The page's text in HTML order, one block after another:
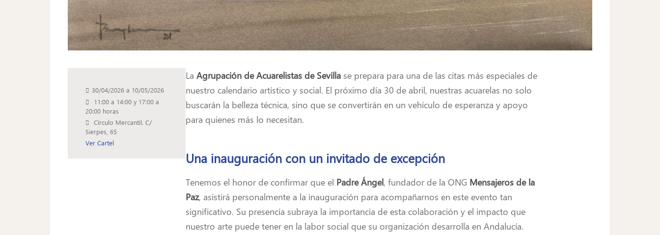
30/04/2026 a 10/05/2026
11:00 a 14:00 y 17:00 a
20:00 horas
Círculo Mercantil. C/
Sierpes, 65
Ver Cartel
La Agrupación de Acuarelistas de Sevilla se prepara para una de las citas más especiales de
nuestro calendario artístico y social. El próximo día 30 de abril, nuestras acuarelas no solo
buscarán la belleza técnica, sino que se convertirán en un vehículo de esperanza y apoyo
para quienes más lo necesitan.
Una inauguración con un invitado de excepción
Tenemos el honor de confirmar que el Padre Ángel, fundador de la ONG Mensajeros de la
Paz, asistirá personalmente a la inauguración para acompañarnos en este evento tan
significativo. Su presencia subraya la importancia de esta colaboración y el impacto que
nuestro arte puede tener en la labor social que su organización desarrolla en Andalucía.